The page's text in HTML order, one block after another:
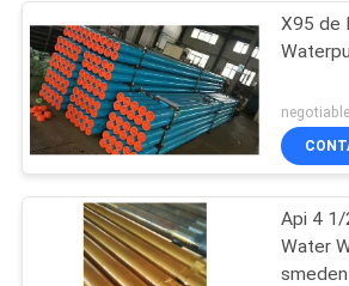
X95 de
Api 4
Water